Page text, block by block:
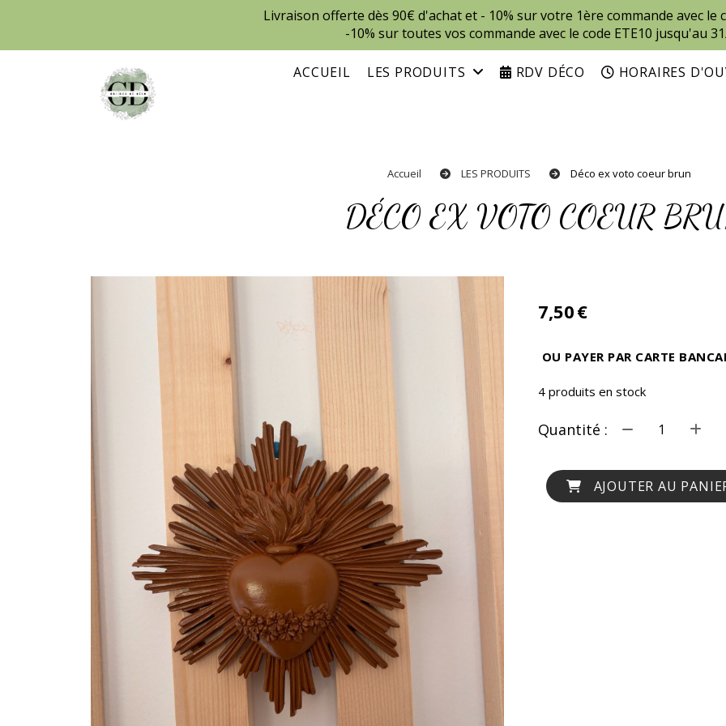
Livraison offerte dès 90€ d'achat et - 10% sur votre 1ère commande avec le
-10% sur toutes vos commande avec le code ETE10 jusqu'au
ACCUEIL LES PRODUITS RDV DÉCO HORAIRES
Accueil LES PRODUITS Déco ex voto coeur brun
DÉCO EX VOTO COEUR
7,50€
OU PAYER PAR CARTE
4produits en stock
Quantité :
AJOUTER AU